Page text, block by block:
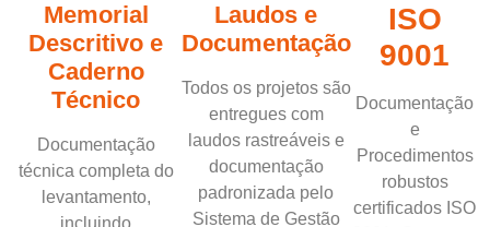
Memorial
Descritivo e
Caderno
Técnico
Documentação
técnica completa do
levantamento,
Laudos e
Documentação
Todos os projetos são
entregues com
laudos rastreáveis e
documentação
padronizada pelo
Sistema de Gestão
ISO
9001
Documentação
e
Procedimentos
robustos
certificados ISO